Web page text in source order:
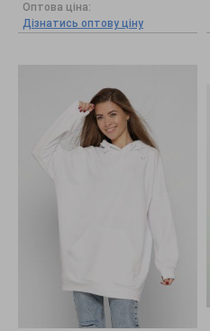
Оптова ціна:
Дізнатись оптову ціну